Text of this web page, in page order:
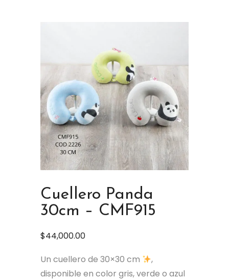
Cuellero Panda
30cm – CMF915
$44,000.00
Un cuellero de 30×30 cm
,
disponible en color gris, verde o azul